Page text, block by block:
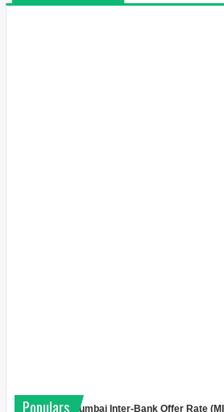
Populars
Mumbai Inter-Bank Offer Rate